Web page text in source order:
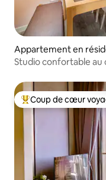
Appartement en
Studio confortable au
Coups de cœur
Coup de cœur